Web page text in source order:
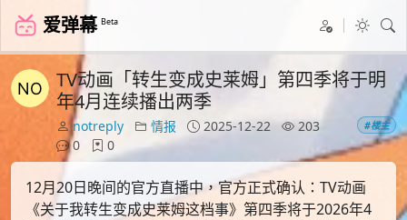
爱弹幕 Beta
TV动画「转生变成史莱姆」第四季将于明
年4月连续播出两季
notreply 情报 2025-12-22
203
0
0
#楼主
12月20日晚间的官方直播中，官方正式确认：TV动画
《关于我转生变成史莱姆这档事》第四季将于2026年4